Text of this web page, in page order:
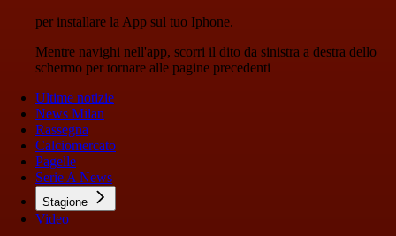
per installare la App sul tuo Iphone.
Mentre navighi nell'app, scorri il dito da sinistra a destra dello
schermo per tornare alle pagine precedenti
Ultime notizie
News Milan
Rassegna
Calciomercato
Pagelle
Serie A News
Stagione
Video